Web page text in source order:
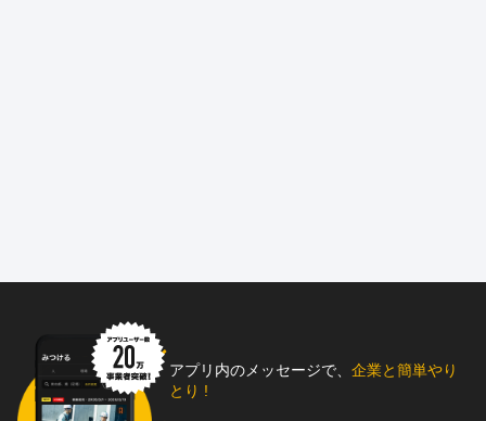
アプリ内のメッセージで、 企業と簡単やり
とり !